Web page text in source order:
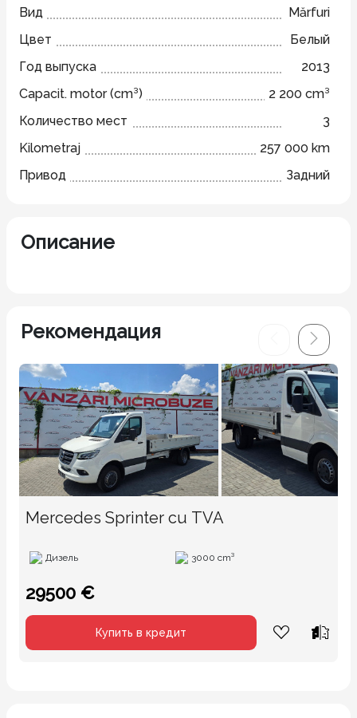
Вид
Mărfuri
Цвет
Белый
Год выпуска
2013
Capacit. motor (cm³)
2 200 cm³
Количество мест
3
Kilometraj
257 000 km
Привод
Задний
Описание
Рекомендация
Mercedes Sprinter cu TVA
Дизель 3000 cm³
29500 €
Купить в кредит